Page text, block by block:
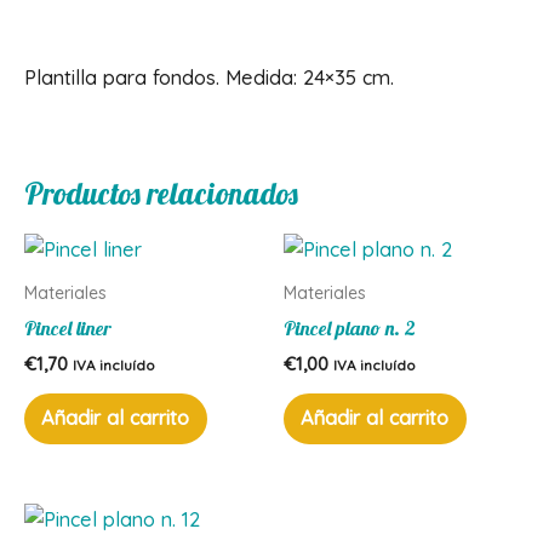
Plantilla para fondos. Medida: 24×35 cm.
Productos relacionados
Materiales
Pincel liner
€1,70 IVA incluído
Añadir al carrito
Materiales
Pincel plano n. 2
€1,00 IVA incluído
Añadir al carrito